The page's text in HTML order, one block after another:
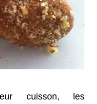
cuisson, les